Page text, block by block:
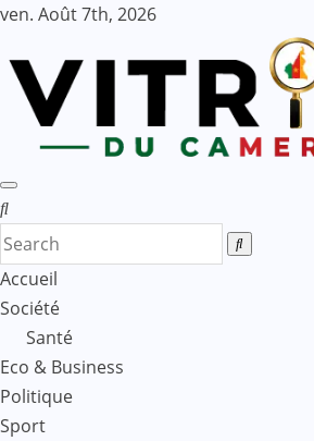
Skip
content
ven. Août 7th, 2026
Accueil
Société
Santé
Eco & Business
Politique
Sport